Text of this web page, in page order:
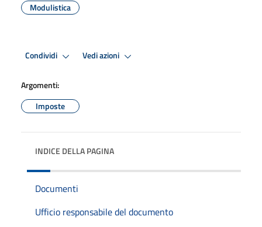
Modulistica
Condividi Vedi azioni
Argomenti:
Imposte
INDICE DELLA PAGINA
Documenti
Ufficio responsabile del documento